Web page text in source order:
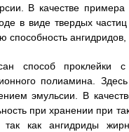
В качестве
в виде твердых
способность
способ проклейки
полиамина.
эмульсии. В
при хранении при
как ангидриды